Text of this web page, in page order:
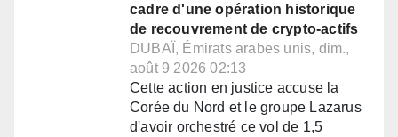
cadre d'une opération historique
de recouvrement de crypto-actifs
DUBAÏ, Émirats arabes unis, dim.,
août 9 2026 02:13
Cette action en justice accuse la
Corée du Nord et le groupe Lazarus
d'avoir orchestré ce vol de 1,5